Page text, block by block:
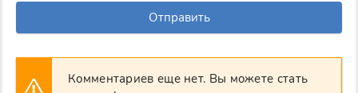
Отправить
Комментариев еще нет. Вы можете стать